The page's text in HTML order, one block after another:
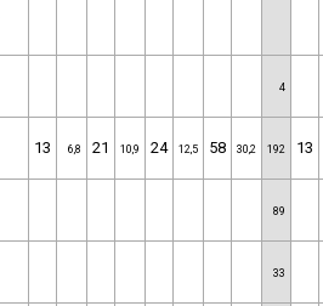
4
13 6,8 21 10,9 24 12,5 58 30,2 192 13
89
33